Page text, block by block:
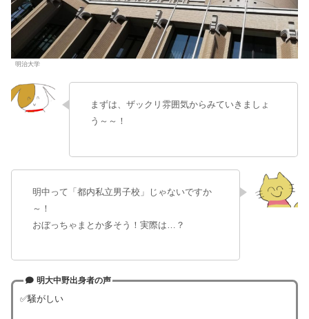
明治大学
まずは、ザックリ雰囲気からみていきましょ
う～～！
明中って「都内私立男子校」じゃないですか
～！
おぼっちゃまとか多そう！実際は…？
明大中野出身者の声
✅騒がしい